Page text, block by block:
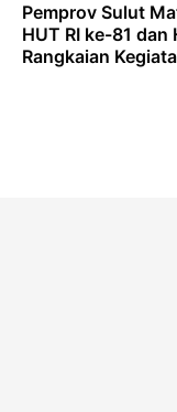
Pemprov Sulut
HUT RI ke-81
Rangkaian